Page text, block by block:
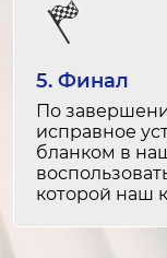
от 5 000 ₽
2-3 часа
от 3 000 ₽
Замена
5. Финал
По
исправное
бланком в
которой наш